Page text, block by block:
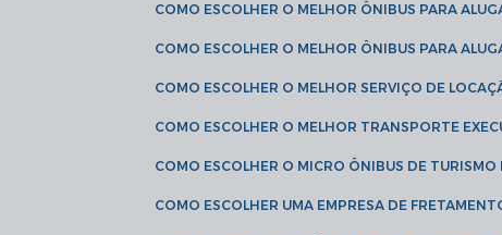
COMO ESCOLHER O MELHOR ÔNIBUS PARA
COMO ESCOLHER O MELHOR ÔNIBUS PARA
COMO ESCOLHER O MELHOR SERVIÇO DE
COMO ESCOLHER O MELHOR TRANSPORTE
COMO ESCOLHER O MICRO ÔNIBUS DE
COMO ESCOLHER UMA EMPRESA DE